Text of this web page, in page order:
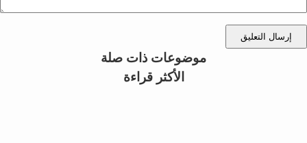
إرسال التعليق
موضوعات ذات صلة
الأكثر قراءة